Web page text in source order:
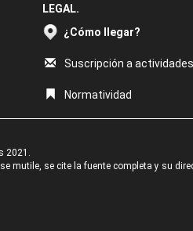
LEGAL.
¿Cómo llegar?
Suscripción a
Normatividad
2021.
mutile, se cite la fuente completa y su